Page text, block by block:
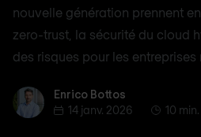
nouvelle génération prennent
zero-trust, la sécurité du cloud
des risques pour les entreprises
Enrico BottosEnrico Bottos
14 janv. 2026
10